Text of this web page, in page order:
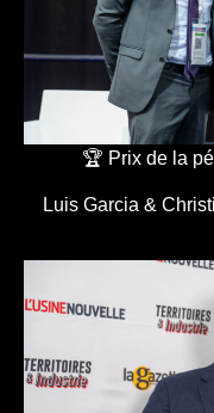
🏆 Prix de la
Luis Garcia &